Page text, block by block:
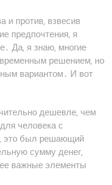
и против‚ взвесив
предпочтения‚ я
Да‚ я знаю‚ многие
решением‚ но
вариантом․ И вот
дешевле‚ чем
человека с
это был решающий
сумму денег‚
важные элементы